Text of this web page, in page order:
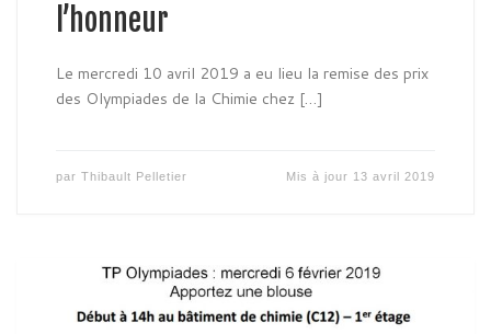
l’honneur
Le mercredi 10 avril 2019 a eu lieu la remise des prix
des Olympiades de la Chimie chez […]
par Thibault Pelletier Mis à jour 13 avril 2019